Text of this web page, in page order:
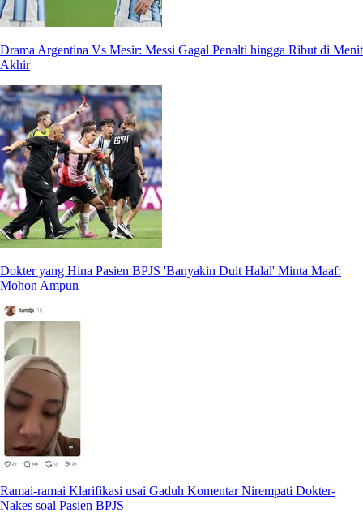
Drama Argentina Vs Mesir: Messi Gagal Penalti hingga Ribut di Menit
Akhir
Dokter yang Hina Pasien BPJS 'Banyakin Duit Halal' Minta Maaf:
Mohon Ampun
Ramai-ramai Klarifikasi usai Gaduh Komentar Nirempati Dokter-
Nakes soal Pasien BPJS